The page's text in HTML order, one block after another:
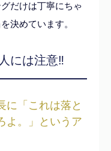
だけは丁寧にちゃ
決めています。
には注意‼
に「これは落と
よ。」というア